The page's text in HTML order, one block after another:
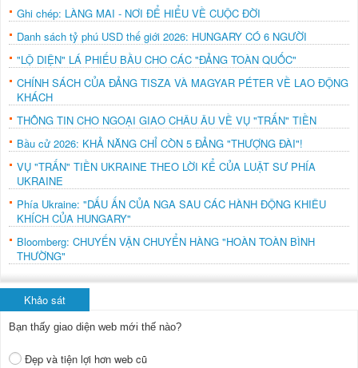
Ghi chép: LÀNG MAI - NƠI ĐỂ HIỂU VỀ CUỘC ĐỜI
Danh sách tỷ phú USD thế giới 2026: HUNGARY CÓ 6 NGƯỜI
"LỘ DIỆN" LÁ PHIẾU BẦU CHO CÁC "ĐẢNG TOÀN QUỐC"
CHÍNH SÁCH CỦA ĐẢNG TISZA VÀ MAGYAR PÉTER VỀ LAO ĐỘNG
KHÁCH
THÔNG TIN CHO NGOẠI GIAO CHÂU ÂU VỀ VỤ "TRẤN" TIỀN
Bầu cử 2026: KHẢ NĂNG CHỈ CÒN 5 ĐẢNG "THƯỢNG ĐÀI"!
VỤ "TRẤN" TIỀN UKRAINE THEO LỜI KỂ CỦA LUẬT SƯ PHÍA
UKRAINE
Phía Ukraine: "DẤU ẤN CỦA NGA SAU CÁC HÀNH ĐỘNG KHIÊU
KHÍCH CỦA HUNGARY"
Bloomberg: CHUYẾN VẬN CHUYỂN HÀNG "HOÀN TOÀN BÌNH
THƯỜNG"
Khảo sát
Bạn thấy giao diện web mới thế nào?
Đẹp và tiện lợi hơn web cũ